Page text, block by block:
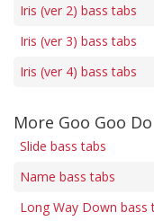
Iris (ver 2) bass tabs
Iris (ver 3) bass tabs
Iris (ver 4) bass tabs
More Goo Goo
Slide bass tabs
Name bass tabs
Long Way Down bass